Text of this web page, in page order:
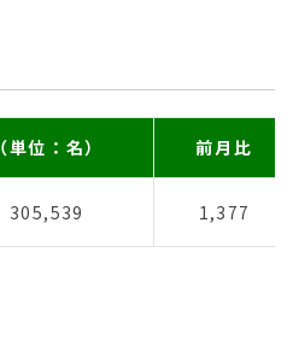
（単位：名） 前月比
305,539 1,377